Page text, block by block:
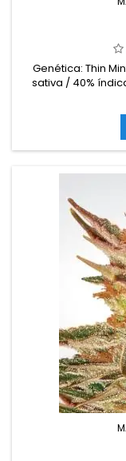
Genética: Thin
sativa / 40%
floración: 9-
interior: 450-
g/plantaAltura:
exteriorAromas y